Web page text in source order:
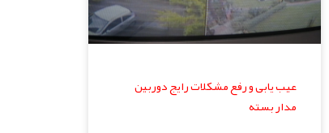
عیب یابی و رفع مشکلات رایج دوربین
مدار بسته